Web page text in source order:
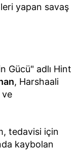
yapan savaş
Gücü" adlı Hint
, Harshaali
ve
tedavisi için
kaybolan